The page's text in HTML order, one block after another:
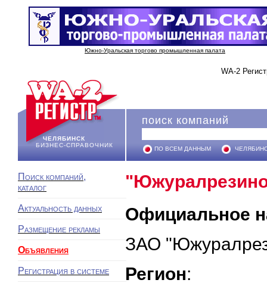
Южно-Уральская торгово промышленная палата
WA-2
ЧЕЛЯБИНСК
БИЗНЕС-СПРАВОЧНИК
поиск компаний
ПО ВСЕМ ДАННЫМ
Поиск компаний,
каталог
Актуальность данных
Размещение рекламы
Объявления
Регистрация в системе
Официальное
ЗАО
Регион: